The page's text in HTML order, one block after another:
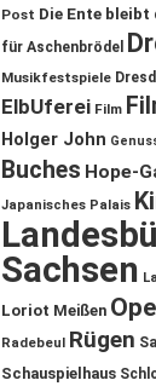
Post Die Ente bleibt
für Aschenbrödel
Musikfestspiele
ElbUferei Film
Holger John
Buches Hope-
Japanisches Palais
Sachsen
Loriot Meißen
Radebeul Rügen
Schauspielhaus